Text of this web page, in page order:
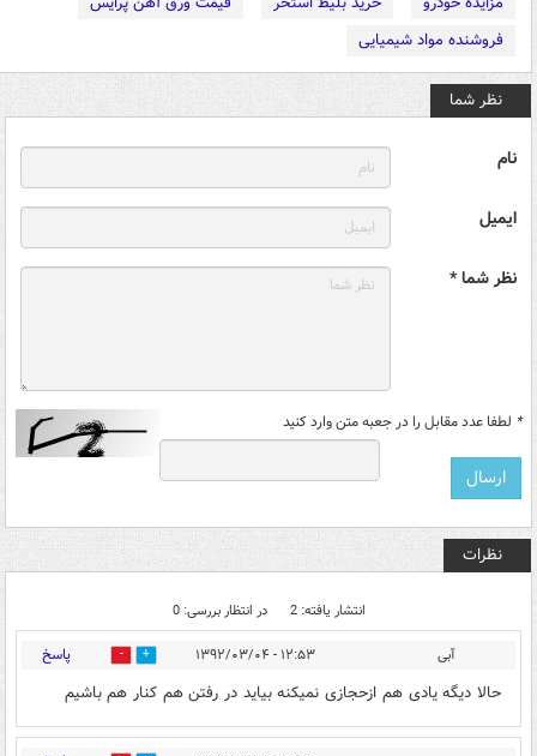
فروشنده مواد شیمیایی
نظر شما
نام
ایمیل
نظر شما *
* لطفا عدد مقابل را در جعبه متن وارد کنید
نظرات
انتشار یافته: 2 در انتظار بررسی: 0
آبی ۱۲:۵۳ - ۱۳۹۲/۰۳/۰۴ 0 پاسخ
حالا دیگه یادی هم ازحجازی نمیکنه بیاید در رفتن هم کنار هم باشیم